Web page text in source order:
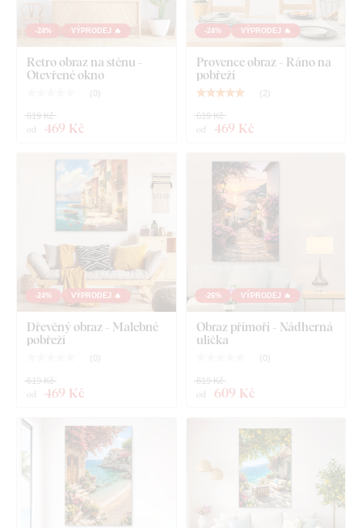
U rozměru 66x66 cm a 90x90 cm obsahuje obraz 2
háčky.
Co najdete v balení?
Název produktu
Předem namontovaný háček / háčky na druhé straně
obrazu
Přehledný návod na montáž
-24% VÝPRODEJ 🔥
Retro obraz na stěnu -
Otevřené okno
( 0)
od 469 Kč
619 Kč
-24% VÝPRODEJ 🔥
Provence obraz - Ráno na
pobřeží
( 2)
od 469 Kč
619 Kč
-24% VÝPRODEJ 🔥
Dřevěný obraz - Malebné
pobřeží
( 0)
od 469 Kč
619 Kč
-26% VÝPRODEJ 🔥
Obraz přímoří - Nádherná
ulička
( 0)
od 609 Kč
819 Kč